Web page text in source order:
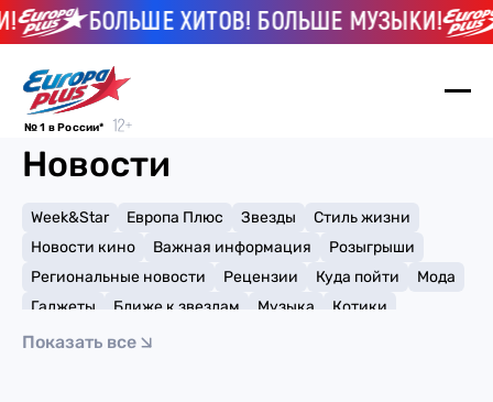
БОЛЬШЕ ХИТОВ! БОЛЬШЕ МУЗЫКИ!
№ 1 в России*
Новости
Week&Star Европа Плюс Звезды
Стиль жизни
Новости кино
Важная информация
Розыгрыши
Региональные новости
Рецензии Куда пойти
Мода
Гаджеты
Ближе к звездам Музыка
Котики
Мемы и тренды
Показать все